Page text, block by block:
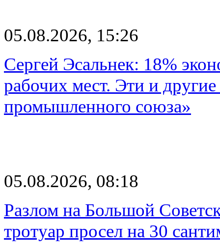
05.08.2026, 15:26
Сергей Эсальнек: 18%
рабочих мест. Эти и
промышленного союза»
05.08.2026, 08:18
Разлом на Большой
тротуар просел на 30